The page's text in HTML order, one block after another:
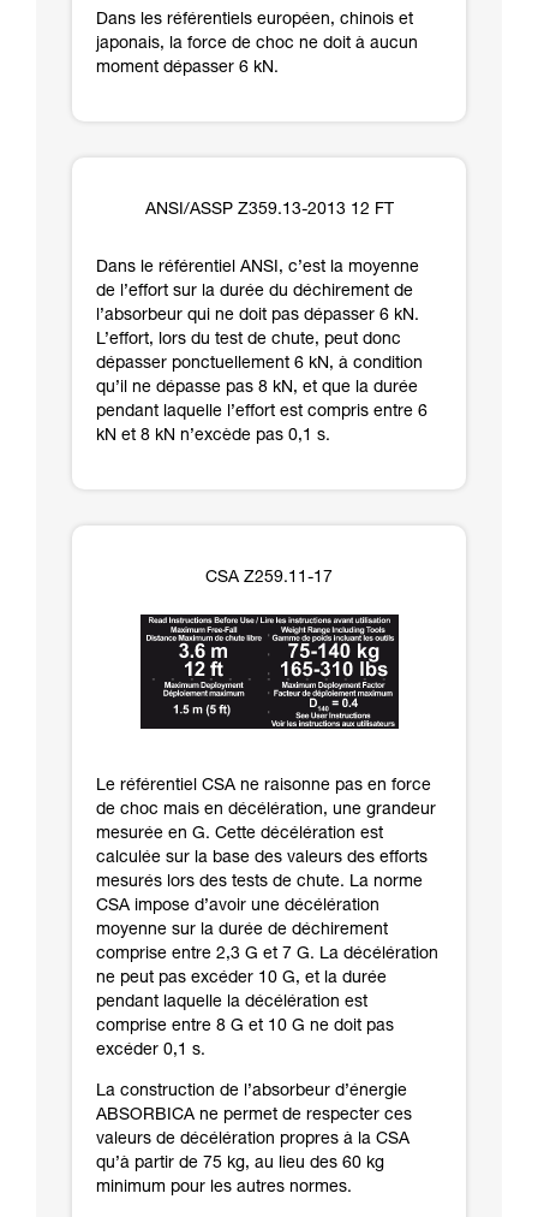
Dans les référentiels européen, chinois et
japonais, la force de choc ne doit à aucun
moment dépasser 6 kN.
ANSI/ASSP Z359.13-2013 12 FT
Dans le référentiel ANSI, c’est la moyenne
de l’effort sur la durée du déchirement de
l’absorbeur qui ne doit pas dépasser 6 kN.
L’effort, lors du test de chute, peut donc
dépasser ponctuellement 6 kN, à condition
qu’il ne dépasse pas 8 kN, et que la durée
pendant laquelle l’effort est compris entre 6
kN et 8 kN n’excède pas 0,1 s.
CSA Z259.11-17
Le référentiel CSA ne raisonne pas en force
de choc mais en décélération, une grandeur
mesurée en G. Cette décélération est
calculée sur la base des valeurs des efforts
mesurés lors des tests de chute. La norme
CSA impose d’avoir une décélération
moyenne sur la durée de déchirement
comprise entre 2,3 G et 7 G. La décélération
ne peut pas excéder 10 G, et la durée
pendant laquelle la décélération est
comprise entre 8 G et 10 G ne doit pas
excéder 0,1 s.
La construction de l’absorbeur d’énergie
ABSORBICA ne permet de respecter ces
valeurs de décélération propres à la CSA
qu’à partir de 75 kg, au lieu des 60 kg
minimum pour les autres normes.